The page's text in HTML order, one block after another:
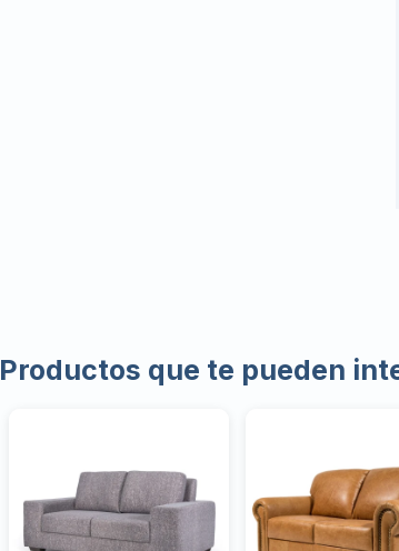
Productos que te pueden